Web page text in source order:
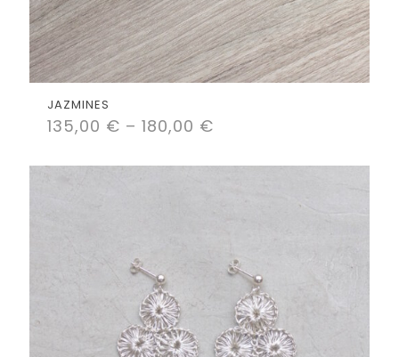
JAZMINES
135,00 € – 180,00 €